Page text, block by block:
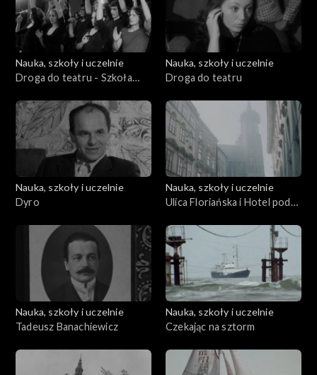
Nauka, szkoły i uczelnie
Droga do teatru - Szkoła
Nauka, szkoły i uczelnie
Droga do teatru
Nauka, szkoły i uczelnie
Dyro
Nauka, szkoły i uczelnie
Ulica Floriańska i Hotel pod
Nauka, szkoły i uczelnie
Tadeusz Banachiewicz
Nauka, szkoły i uczelnie
Czekając na sztorm